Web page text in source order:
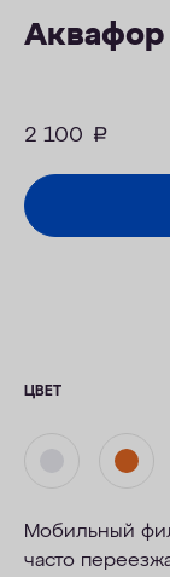
2 100 руб.
ЦВЕТ
Мобильный
часто